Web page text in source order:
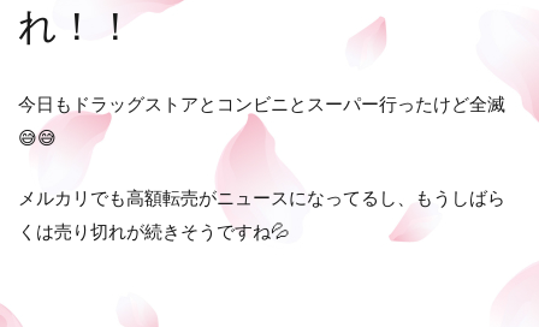
れ！！
今日もドラッグストアとコンビニとスーパー行ったけど全滅
😅😅
メルカリでも高額転売がニュースになってるし、もうしばら
くは売り切れが続きそうですね💦